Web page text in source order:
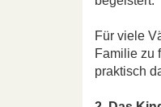
Für viele
Familie zu
praktisch